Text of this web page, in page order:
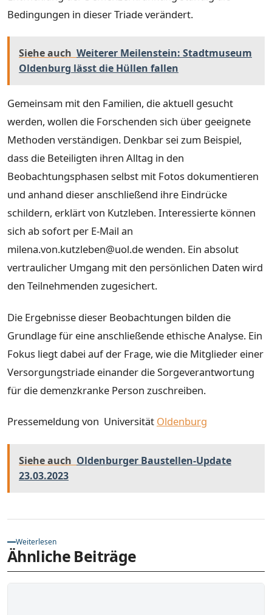
Bedingungen in dieser Triade verändert.
Siehe auch Weiterer Meilenstein: Stadtmuseum
Oldenburg lässt die Hüllen fallen
Gemeinsam mit den Familien, die aktuell gesucht
werden, wollen die Forschenden sich über geeignete
Methoden verständigen. Denkbar sei zum Beispiel,
dass die Beteiligten ihren Alltag in den
Beobachtungsphasen selbst mit Fotos dokumentieren
und anhand dieser anschließend ihre Eindrücke
schildern, erklärt von Kutzleben. Interessierte können
sich ab sofort per E-Mail an
milena.von.kutzleben@uol.de wenden. Ein absolut
vertraulicher Umgang mit den persönlichen Daten wird
den Teilnehmenden zugesichert.
Die Ergebnisse dieser Beobachtungen bilden die
Grundlage für eine anschließende ethische Analyse. Ein
Fokus liegt dabei auf der Frage, wie die Mitglieder einer
Versorgungstriade einander die Sorgeverantwortung
für die demenzkranke Person zuschreiben.
Pressemeldung von Universität Oldenburg
Siehe auch Oldenburger Baustellen-Update
23.03.2023
Weiterlesen
Ähnliche Beiträge